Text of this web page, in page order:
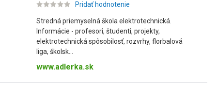
Pridať hodnotenie
Stredná priemyselná škola elektrotechnická.
Informácie - profesori, študenti, projekty,
elektrotechnická spôsobilosť, rozvrhy, florbalová
liga, školsk...
www.adlerka.sk